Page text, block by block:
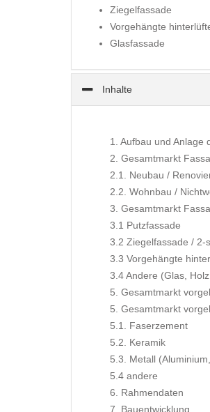
Ziegelfassade
Vorgehängte
Glasfassade
Inhalte
1. Aufbau und Anlage
2. Gesamtmarkt
2.1. Neubau /
2.2. Wohnbau /
3. Gesamtmarkt
3.1 Putzfassade
3.2 Ziegelfassade / 2-
3.3 Vorgehängte
3.4 Andere (Glas,
5. Gesamtmarkt
5. Gesamtmarkt
5.1. Faserzement
5.2. Keramik
5.3. Metall
5.4 andere
6. Rahmendaten
7. Bauentwicklung